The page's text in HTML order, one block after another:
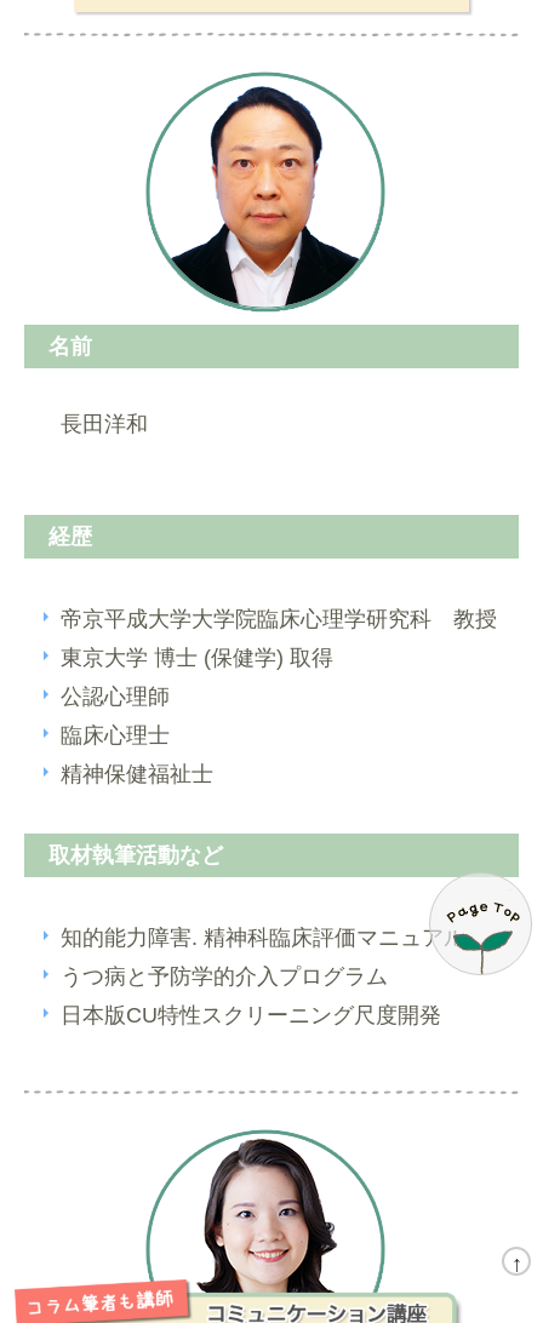
名前
長田洋和
経歴
帝京平成大学大学院臨床心理学研究科 教授
東京大学 博士 (保健学) 取得
公認心理師
臨床心理士
精神保健福祉士
取材執筆活動など
知的能力障害. 精神科臨床評価マニュアル
うつ病と予防学的介入プログラム
日本版CU特性スクリーニング尺度開発
↑